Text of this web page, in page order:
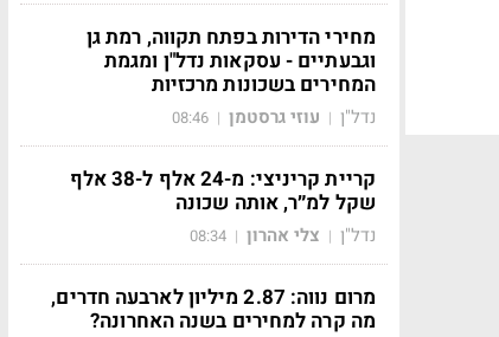
מחירי הדירות בפתח תקווה, רמת גן
וגבעתיים - עסקאות נדל"ן ומגמת
המחירים בשכונות מרכזיות
נדל"ן | עוזי גרסטמן |
08:46
קריית קריניצי: מ-24 אלף ל-38 אלף
שקל למ״ר, אותה שכונה
נדל"ן | צלי אהרון |
08:34
מרום נווה: 2.87 מיליון לארבעה חדרים,
מה קרה למחירים בשנה האחרונה?